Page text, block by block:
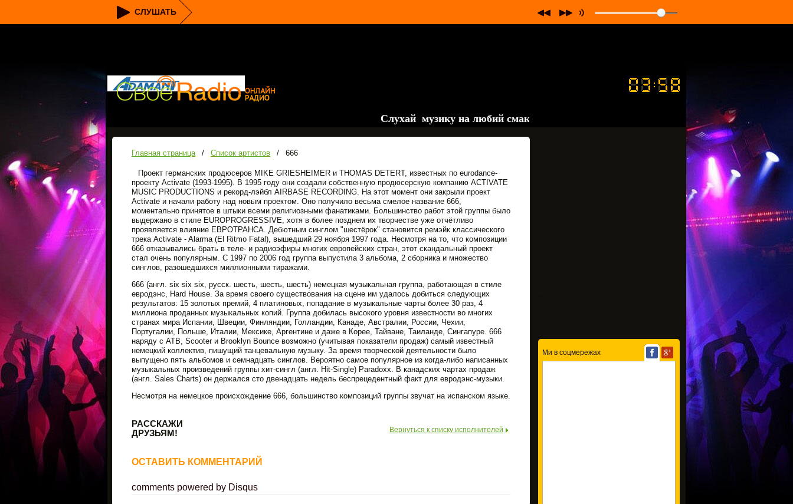
СЛУШАТЬ
Слухай музику на любий смак на порталі та мобільних додатках!
Ми в соцмережах
Главная страница / Список артистов / 666
Проект германских продюсеров MIKE GRIESHEIMER и THOMAS DETERT, известных по eurodance-
проекту Activate (1993-1995). В 1995 году они создали собственную продюсерскую компанию ACTIVATE
MUSIC PRODUCTIONS и рекорд-лэйбл AIRBASE RECORDING. На этот момент они закрыли проект
Activate и начали работу над новым проектом. Оно получило весьма смелое название 666,
моментально принятое в штыки всеми религиозными фанатиками. Большинство работ этой группы было
выдержано в стиле EUROPROGRESSIVE, хотя в более позднем их творчестве уже отчётливо
проявляется влияние ЕВРОТРАНСА. Дебютным синглом "шестёрок" становится ремэйк классического
трека Activate - Alarma (El Ritmo Fatal), вышедший 29 ноября 1997 года. Несмотря на то, что композиции
666 отказывались брать в теле- и радиоэфиры многих европейских стран, этот скандальный проект
стал очень популярным. С 1997 по 2006 год группа выпустила 3 альбома, 2 сборника и множество
синглов, разошедшихся миллионными тиражами.
666 (англ. six six six, русск. шесть, шесть, шесть) немецкая музыкальная группа, работающая в стиле
евродэнс, Hard House. За время своего существования на сцене им удалось добиться следующих
результатов: 15 золотых премий, 4 платиновых, попадание в музыкальные чарты более 30 раз, 4
миллиона проданных музыкальных копий. Группа добилась высокого уровня известности во многих
странах мира Испании, Швеции, Финляндии, Голландии, Канаде, Австралии, России, Чехии,
Португалии, Польше, Италии, Мексике, Аргентине и даже в Корее, Тайване, Таиланде, Сингапуре. 666
наряду с ATB, Scooter и Brooklyn Bounce возможно (учитывая показатели продаж) самый известный
немецкий коллектив, пишущий танцевальную музыку. За время творческой деятельности было
выпущено пять альбомов и семнадцать синглов. Вероятно самое популярное из когда-либо написанных
музыкальных произведений группы хит-сингл (англ. Hit-Single) Paradoxx. В канадских чартах продаж
(англ. Sales Charts) он держался сто двенадцать недель беспрецедентный факт для евродэнс-музыки.
Несмотря на немецкое происхождение 666, большинство композиций группы звучат на испанском языке.
Вернуться к списку исполнителей
РАССКАЖИ
ДРУЗЬЯМ!
ОСТАВИТЬ КОММЕНТАРИЙ
comments powered by Disqus